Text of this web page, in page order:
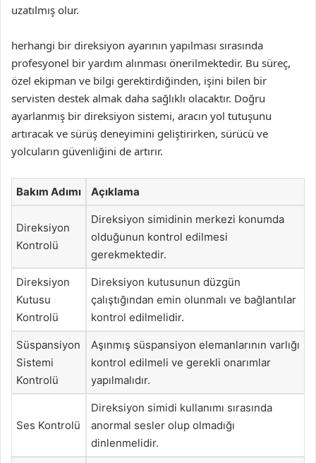
uzatılmış olur.
herhangi bir direksiyon ayarının yapılması sırasında
profesyonel bir yardım alınması önerilmektedir. Bu süreç,
özel ekipman ve bilgi gerektirdiğinden, işini bilen bir
servisten destek almak daha sağlıklı olacaktır. Doğru
ayarlanmış bir direksiyon sistemi, aracın yol tutuşunu
artıracak ve sürüş deneyimini geliştirirken, sürücü ve
yolcuların güvenliğini de artırır.
Bakım Adımı Açıklama
Direksiyon
Kontrolü
Direksiyon simidinin merkezi konumda
olduğunun kontrol edilmesi
gerekmektedir.
Direksiyon
Kutusu
Kontrolü
Direksiyon kutusunun düzgün
çalıştığından emin olunmalı ve bağlantılar
kontrol edilmelidir.
Süspansiyon
Sistemi
Kontrolü
Aşınmış süspansiyon elemanlarının varlığı
kontrol edilmeli ve gerekli onarımlar
yapılmalıdır.
Ses Kontrolü
Direksiyon simidi kullanımı sırasında
anormal sesler olup olmadığı
dinlenmelidir.